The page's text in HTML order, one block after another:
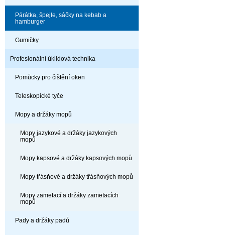
Párátka, špejle, sáčky na kebab a
hamburger
Gumičky
Profesionální úklidová technika
Pomůcky pro čištění oken
Teleskopické tyče
Mopy a držáky mopů
Mopy jazykové a držáky jazykových
mopů
Mopy kapsové a držáky kapsových mopů
Mopy třásňové a držáky třásňových mopů
Mopy zametací a držáky zametacích
mopů
Pady a držáky padů